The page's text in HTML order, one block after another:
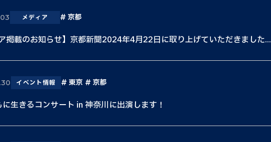
メディア 京都
ア掲載のお知らせ】京都新聞2024年4月22日に取り上げていただきました...
イベント情報 東京 京都
生きるコンサート in 神奈川に出演します！